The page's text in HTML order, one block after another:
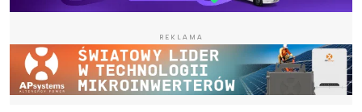
REKLAMA